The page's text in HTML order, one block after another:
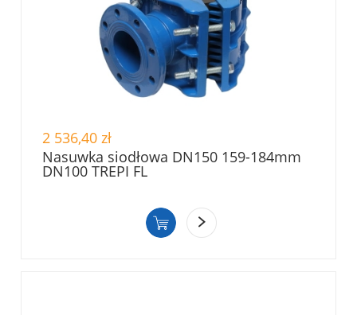
2 536,40 zł
Nasuwka siodłowa DN150 159-184mm
DN100 TREPI FL